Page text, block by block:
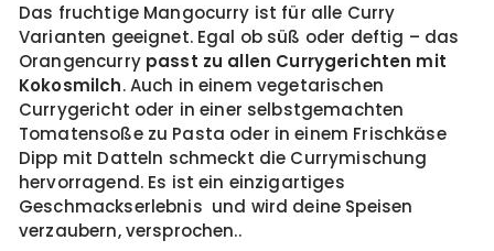
Das fruchtige Mangocurry ist für alle Curry
Varianten geeignet. Egal ob süß oder deftig – das
Orangencurry passt zu allen Currygerichten mit
Kokosmilch. Auch in einem vegetarischen
Currygericht oder in einer selbstgemachten
Tomatensoße zu Pasta oder in einem Frischkäse
Dipp mit Datteln schmeckt die Currymischung
hervorragend. Es ist ein einzigartiges
Geschmackserlebnis und wird deine Speisen
verzaubern, versprochen..